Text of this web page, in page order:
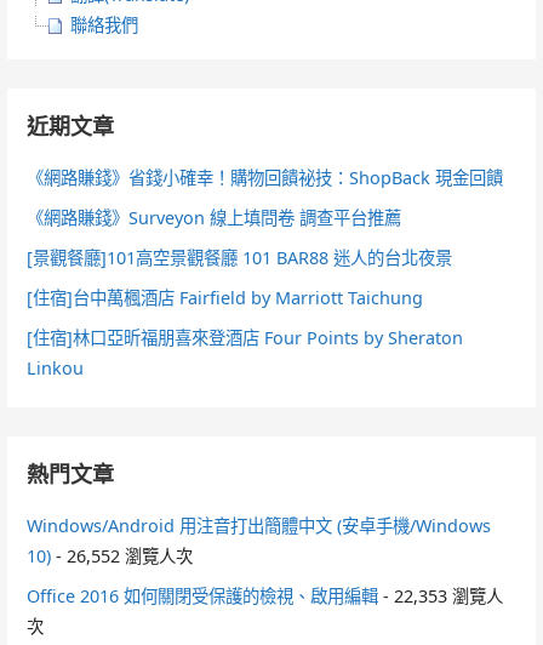
聯絡我們
近期文章
《網路賺錢》省錢小確幸！購物回饋祕技：ShopBack 現金回饋
《網路賺錢》Surveyon 線上填問卷 調查平台推薦
[景觀餐廳]101高空景觀餐廳 101 BAR88 迷人的台北夜景
[住宿]台中萬楓酒店 Fairfield by Marriott Taichung
[住宿]林口亞昕福朋喜來登酒店 Four Points by Sheraton
Linkou
熱門文章
Windows/Android 用注音打出簡體中文 (安卓手機/Windows
10) - 26,552 瀏覽人次
Office 2016 如何關閉受保護的檢視、啟用編輯 - 22,353 瀏覽人
次